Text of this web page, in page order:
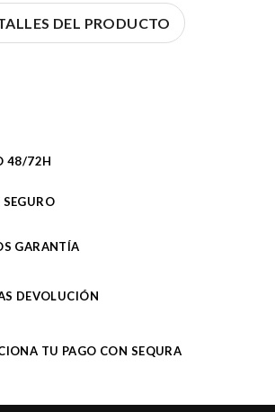
DEL PRODUCTO
48/72H
SEGURO
GARANTÍA
DEVOLUCIÓN
TU PAGO CON SEQURA